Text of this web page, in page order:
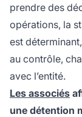
prendre des
opérations, la
est
au contrôle,
avec l’entité.
Les associés
une détention